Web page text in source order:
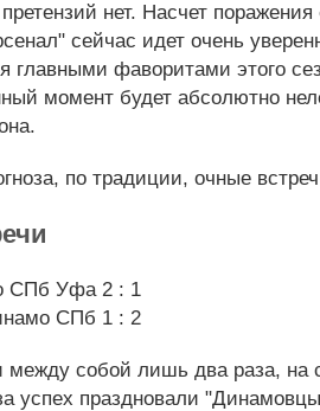
нет. Насчет
сейчас идет очень
главными фаворитами этого
момент будет абсолютно
по традиции, очные
СПб Уфа 2 : 1
СПб 1 : 2
между собой лишь два раза, на
успех праздновали